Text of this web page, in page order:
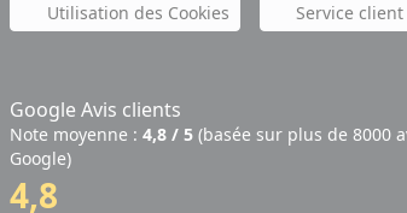
Utilisation des Cookies Service client
Google Avis clients
Note moyenne : 4,8 / 5 (basée sur plus de 8000
Google)
4,8